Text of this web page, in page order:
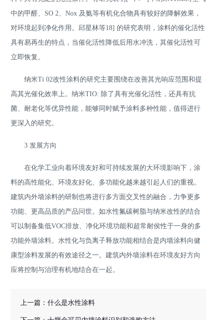
中的甲醛、SO 2、Nox 及氨等有机化合物具有较好的降解效果，
对环境起到净化作用。邱星林等18] 的研究表明，涂料的催化活性
具有易再生的特点，当催化活性降低后用水冲洗，其催化活性可
立即恢复。
纳米Ti 02改性涂料的研究主要围绕在改善其光响应范围和提
高其光催化效率上。纳米TIO: 除了具有光催化活性，还具有抗
菌、耐老化等优异性能，能够同时赋予涂料多种性能，值得进行
更深入的研究。
3 发展方向
在化学工业向着环境友好和可持续发展的大环境影响下，涂
料的高性能化、环境友好化、多功能化越来越引起人们的重视。
建筑内外墙涂料的研制也将进行多方面交叉性的融合，力争更多
功能、更高品质的产品问世。如水性氟碳树脂与纳米改性的结合
可以制备集低VOC排放、净化环境功能和超常耐侯性于一身的多
功能外墙涂料。水性化与负离子释放功能相结合是内墙涂料向健
康型涂料发展的有效途径之一。建筑内外墙涂料在环境友好方向
应将控制与治理有机地结合在一起。
上一篇：​什么是水性涂料